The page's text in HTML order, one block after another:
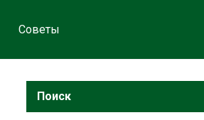
Советы
Поиск